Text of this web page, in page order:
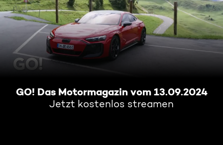
GO! Das Motormagazin vom 13.09.2024
Jetzt kostenlos streamen